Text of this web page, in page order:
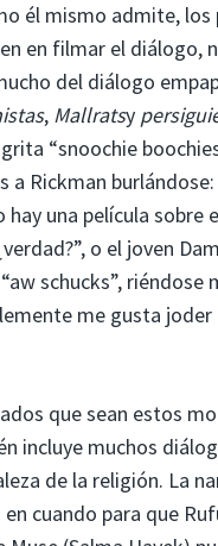
él mismo admite,
en filmar el diálogo,
del diálogo
, Mallratsy
“snoochie
a Rickman
hay una película sobre
o el joven
schucks”, riéndose
me gusta joder
que sean estos
incluye muchos
de la religión. La
cuando para que